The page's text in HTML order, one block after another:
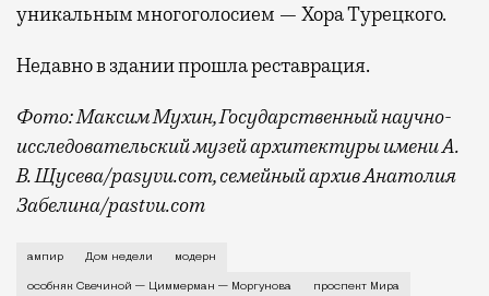
уникальным многоголосием — Хора Турецкого.
Недавно в здании прошла реставрация.
Фото: Максим Мухин, Государственный научно-
исследовательский музей архитектуры имени А.
В. Щусева/pasyvu.com, семейный архив Анатолия
Забелина/pastvu.com
История каменного строения в Мещанской
ампир Дом недели модерн
особняк Свечиной — Циммерман — Моргунова проспект Мира